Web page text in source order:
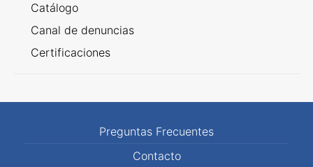
Catálogo
Canal de denuncias
Certificaciones
Preguntas Frecuentes
Contacto